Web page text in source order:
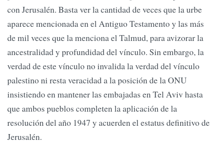
con Jerusalén. Basta ver la cantidad de veces que la urbe
aparece mencionada en el Antiguo Testamento y las más
de mil veces que la menciona el Talmud, para avizorar la
ancestralidad y profundidad del vínculo. Sin embargo, la
verdad de este vínculo no invalida la verdad del vínculo
palestino ni resta veracidad a la posición de la ONU
insistiendo en mantener las embajadas en Tel Aviv hasta
que ambos pueblos completen la aplicación de la
resolución del año 1947 y acuerden el estatus definitivo de
Jerusalén.